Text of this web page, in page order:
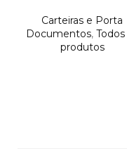
Carteiras e Porta
Documentos, Todos
produtos